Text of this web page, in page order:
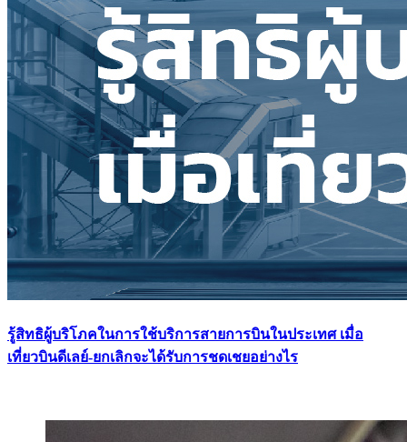
รู้สิทธิผู้บริโภคในการใช้บริการสายการบินในประเทศ เมื่อ
เที่ยวบินดีเลย์-ยกเลิกจะได้รับการชดเชยอย่างไร